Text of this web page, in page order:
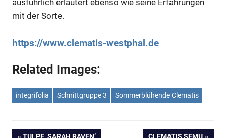
ausführlich erläutert ebenso wie seine Erfahrungen
mit der Sorte.
https://www.clematis-westphal.de
Related Images:
integrifolia Schnittgruppe 3 Sommerblühende Clematis
VORHERIGER
NÄCHSTER